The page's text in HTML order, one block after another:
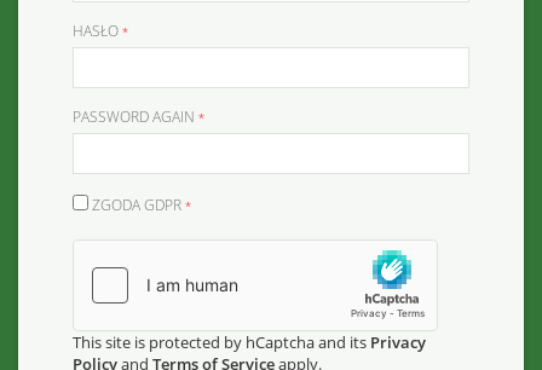
HASŁO
PASSWORD AGAIN
ZGODA GDPR
This site is protected by hCaptcha and its Privacy
Policyand Terms of Serviceapply.